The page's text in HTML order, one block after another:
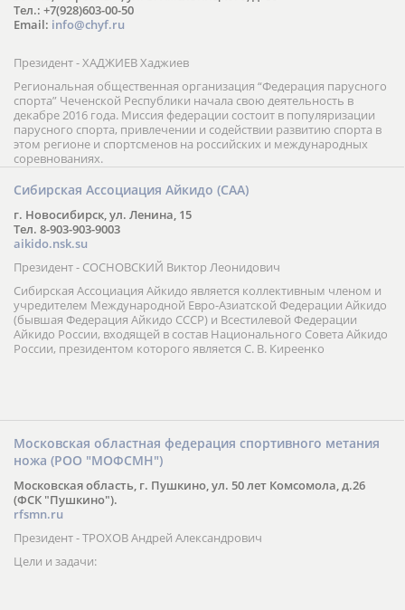
Тел.: +7(928)603-00-50
Email: info@chyf.ru
Президент - ХАДЖИЕВ Хаджиев
Региональная общественная организация “Федерация парусного
спорта” Чеченской Республики начала свою деятельность в
декабре 2016 года. Миссия федерации состоит в популяризации
парусного спорта, привлечении и содействии развитию спорта в
этом регионе и спортсменов на российских и международных
соревнованиях.
Сибирская Ассоциация Айкидо (САА)
г. Новосибирск, ул. Ленина, 15
Тел. 8-903-903-9003
aikido.nsk.su
Президент - СОСНОВСКИЙ Виктор Леонидович
Сибирская Ассоциация Айкидо является коллективным членом и
учредителем Международной Евро-Азиатской Федерации Айкидо
(бывшая Федерация Айкидо СССР) и Всестилевой Федерации
Айкидо России, входящей в состав Национального Совета Айкидо
России, президентом которого является С. В. Киреенко
Московская областная федерация спортивного метания
ножа (РОО "МОФСМН")
Московская область, г. Пушкино, ул. 50 лет Комсомола, д.26
(ФСК "Пушкино").
rfsmn.ru
Президент - ТРОХОВ Андрей Александрович
Цели и задачи: